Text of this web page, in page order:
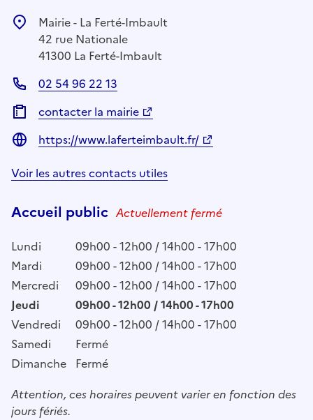
Mairie - La Ferté-Imbault
42 rue Nationale
41300 La Ferté-Imbault
02 54 96 22 13
contacter la mairie
https://www.laferteimbault.fr/
Voir les autres contacts utiles
Accueil public Actuellement fermé
Lundi
09h00 - 12h00 / 14h00 - 17h00
Mardi
09h00 - 12h00 / 14h00 - 17h00
Mercredi
09h00 - 12h00 / 14h00 - 17h00
Jeudi
09h00 - 12h00 / 14h00 - 17h00
Vendredi
09h00 - 12h00 / 14h00 - 17h00
Samedi
Fermé
Dimanche Fermé
Attention, ces horaires peuvent varier en fonction des
jours fériés.